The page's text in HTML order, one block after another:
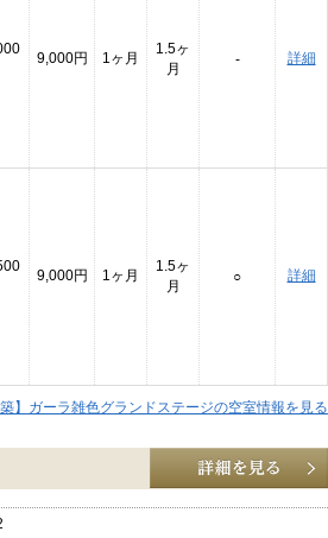
9,000円 1ヶ月
1.5ヶ
月
- 詳細
9,000円 1ヶ月
1.5ヶ
月
○ 詳細
築】ガーラ雑色グランドステージの空室情報を見る